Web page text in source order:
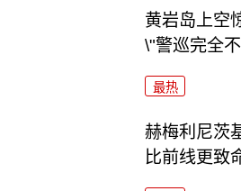
黄岩岛上空
\"警巡完全
最热
赫梅利尼茨
比前线更致